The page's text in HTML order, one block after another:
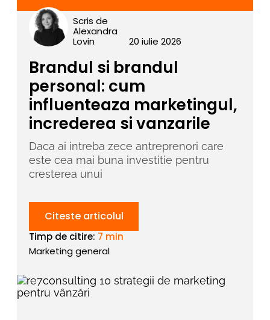
Scris de
Alexandra
Lovin
20 iulie 2026
Brandul si brandul
personal: cum
influenteaza marketingul,
increderea si vanzarile
Daca ai intreba zece antreprenori care
este cea mai buna investitie pentru
cresterea unui
Citeste articolul
Timp de citire: 7 min
Marketing general